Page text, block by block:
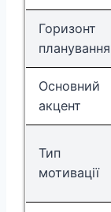
Горизонт
планування
Основний
акцент
Тип
мотивації